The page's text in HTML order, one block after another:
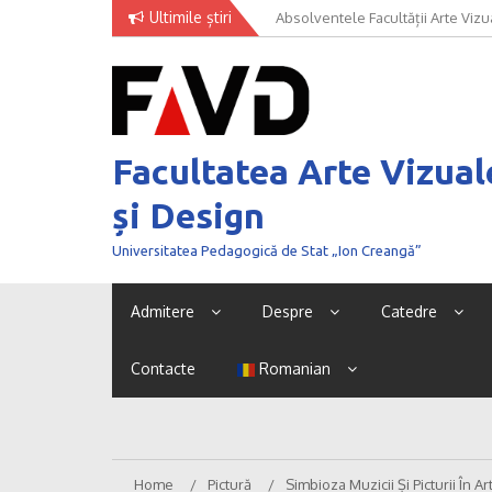
Ultimile știri
Absolventele Facultății Arte
concursului NEXT GENERATION
Facultatea Arte
și Design
Universitatea Pedagogică de Stat „Ion Creangă”
Admitere Despre Catedre
Contacte Romanian
Home Pictură Simbioza Muzicii Și Picturii În